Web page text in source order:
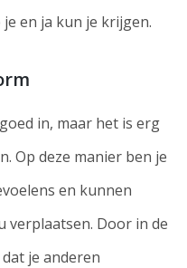
en ja kun je krijgen.
in, maar het is erg
Op deze manier ben je
en kunnen
verplaatsen. Door in de
je anderen